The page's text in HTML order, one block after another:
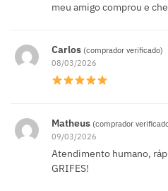
meu amigo comprou e
Carlos (comprador verificado)
08/03/2026
Matheus (comprador
09/03/2026
Atendimento humano,
GRIFES!